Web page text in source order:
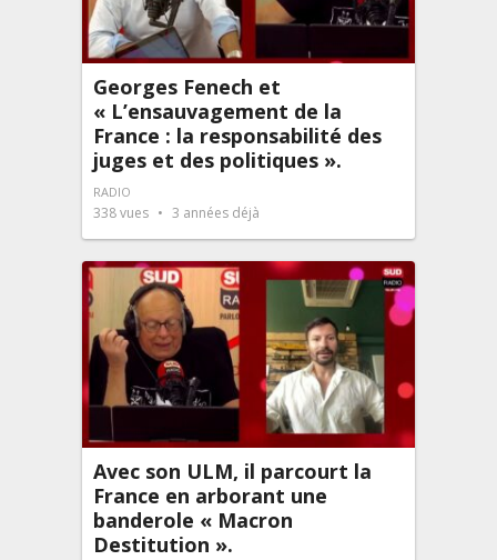
Georges Fenech et
« L’ensauvagement de la
France : la responsabilité des
juges et des politiques ».
RADIO
338vues 3 années déjà
Avec son ULM, il parcourt la
France en arborant une
banderole « Macron
Destitution ».